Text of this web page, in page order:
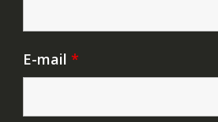
E-mail *